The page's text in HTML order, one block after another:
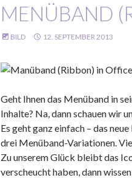
MENÜBAND
BILD 12. SEPTEMBER 2013
Geht Ihnen das Menüband in
Inhalte? Na, dann schauen wir
Es geht ganz einfach – das
drei Menüband-Variationen.
Zu unserem Glück bleibt das
verscheucht haben, dann